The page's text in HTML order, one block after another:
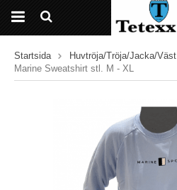
Startsida
Huvtröja/Tröja/Jacka/Väst
Marine Sweatshirt stl. M - XL